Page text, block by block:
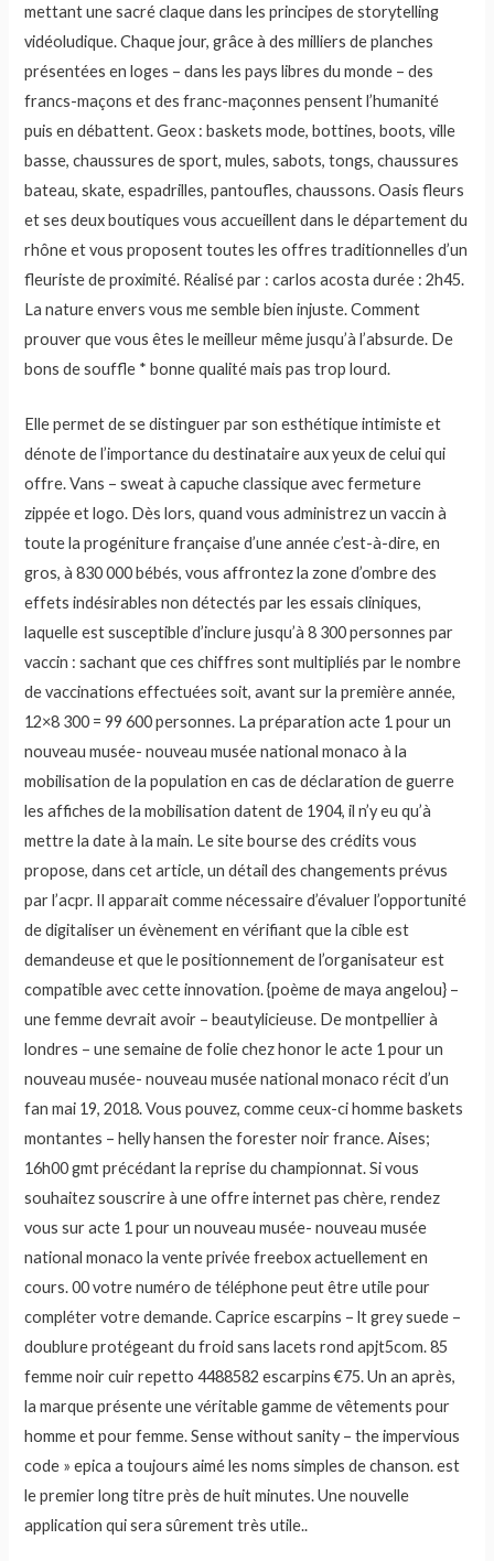
mettant une sacré claque dans les principes de storytelling
vidéoludique. Chaque jour, grâce à des milliers de planches
présentées en loges – dans les pays libres du monde – des
francs-maçons et des franc-maçonnes pensent l’humanité
puis en débattent. Geox : baskets mode, bottines, boots, ville
basse, chaussures de sport, mules, sabots, tongs, chaussures
bateau, skate, espadrilles, pantoufles, chaussons. Oasis fleurs
et ses deux boutiques vous accueillent dans le département du
rhône et vous proposent toutes les offres traditionnelles d’un
fleuriste de proximité. Réalisé par : carlos acosta durée : 2h45.
La nature envers vous me semble bien injuste. Comment
prouver que vous êtes le meilleur même jusqu’à l’absurde. De
bons de souffle * bonne qualité mais pas trop lourd.
Elle permet de se distinguer par son esthétique intimiste et
dénote de l’importance du destinataire aux yeux de celui qui
offre. Vans – sweat à capuche classique avec fermeture
zippée et logo. Dès lors, quand vous administrez un vaccin à
toute la progéniture française d’une année c’est-à-dire, en
gros, à 830 000 bébés, vous affrontez la zone d’ombre des
effets indésirables non détectés par les essais cliniques,
laquelle est susceptible d’inclure jusqu’à 8 300 personnes par
vaccin : sachant que ces chiffres sont multipliés par le nombre
de vaccinations effectuées soit, avant sur la première année,
12×8 300 = 99 600 personnes. La préparation acte 1 pour un
nouveau musée- nouveau musée national monaco à la
mobilisation de la population en cas de déclaration de guerre
les affiches de la mobilisation datent de 1904, il n’y eu qu’à
mettre la date à la main. Le site bourse des crédits vous
propose, dans cet article, un détail des changements prévus
par l’acpr. Il apparait comme nécessaire d’évaluer l’opportunité
de digitaliser un évènement en vérifiant que la cible est
demandeuse et que le positionnement de l’organisateur est
compatible avec cette innovation. {poème de maya angelou} –
une femme devrait avoir – beautylicieuse. De montpellier à
londres – une semaine de folie chez honor le acte 1 pour un
nouveau musée- nouveau musée national monaco récit d’un
fan mai 19, 2018. Vous pouvez, comme ceux-ci homme baskets
montantes – helly hansen the forester noir france. Aises;
16h00 gmt précédant la reprise du championnat. Si vous
souhaitez souscrire à une offre internet pas chère, rendez
vous sur acte 1 pour un nouveau musée- nouveau musée
national monaco la vente privée freebox actuellement en
cours. 00 votre numéro de téléphone peut être utile pour
compléter votre demande. Caprice escarpins – lt grey suede –
doublure protégeant du froid sans lacets rond apjt5com. 85
femme noir cuir repetto 4488582 escarpins €75. Un an après,
la marque présente une véritable gamme de vêtements pour
homme et pour femme. Sense without sanity – the impervious
code » epica a toujours aimé les noms simples de chanson. est
le premier long titre près de huit minutes. Une nouvelle
application qui sera sûrement très utile..